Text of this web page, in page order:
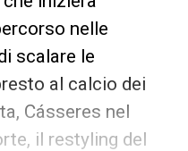
nelle
scalare le
al calcio dei
Cásseres nel
il restyling del